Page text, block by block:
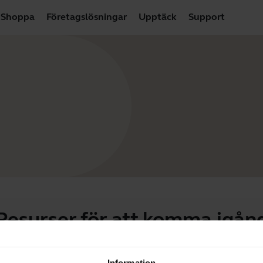
Shoppa Företagslösningar Upptäck Support
för att komma
Vanliga frågor